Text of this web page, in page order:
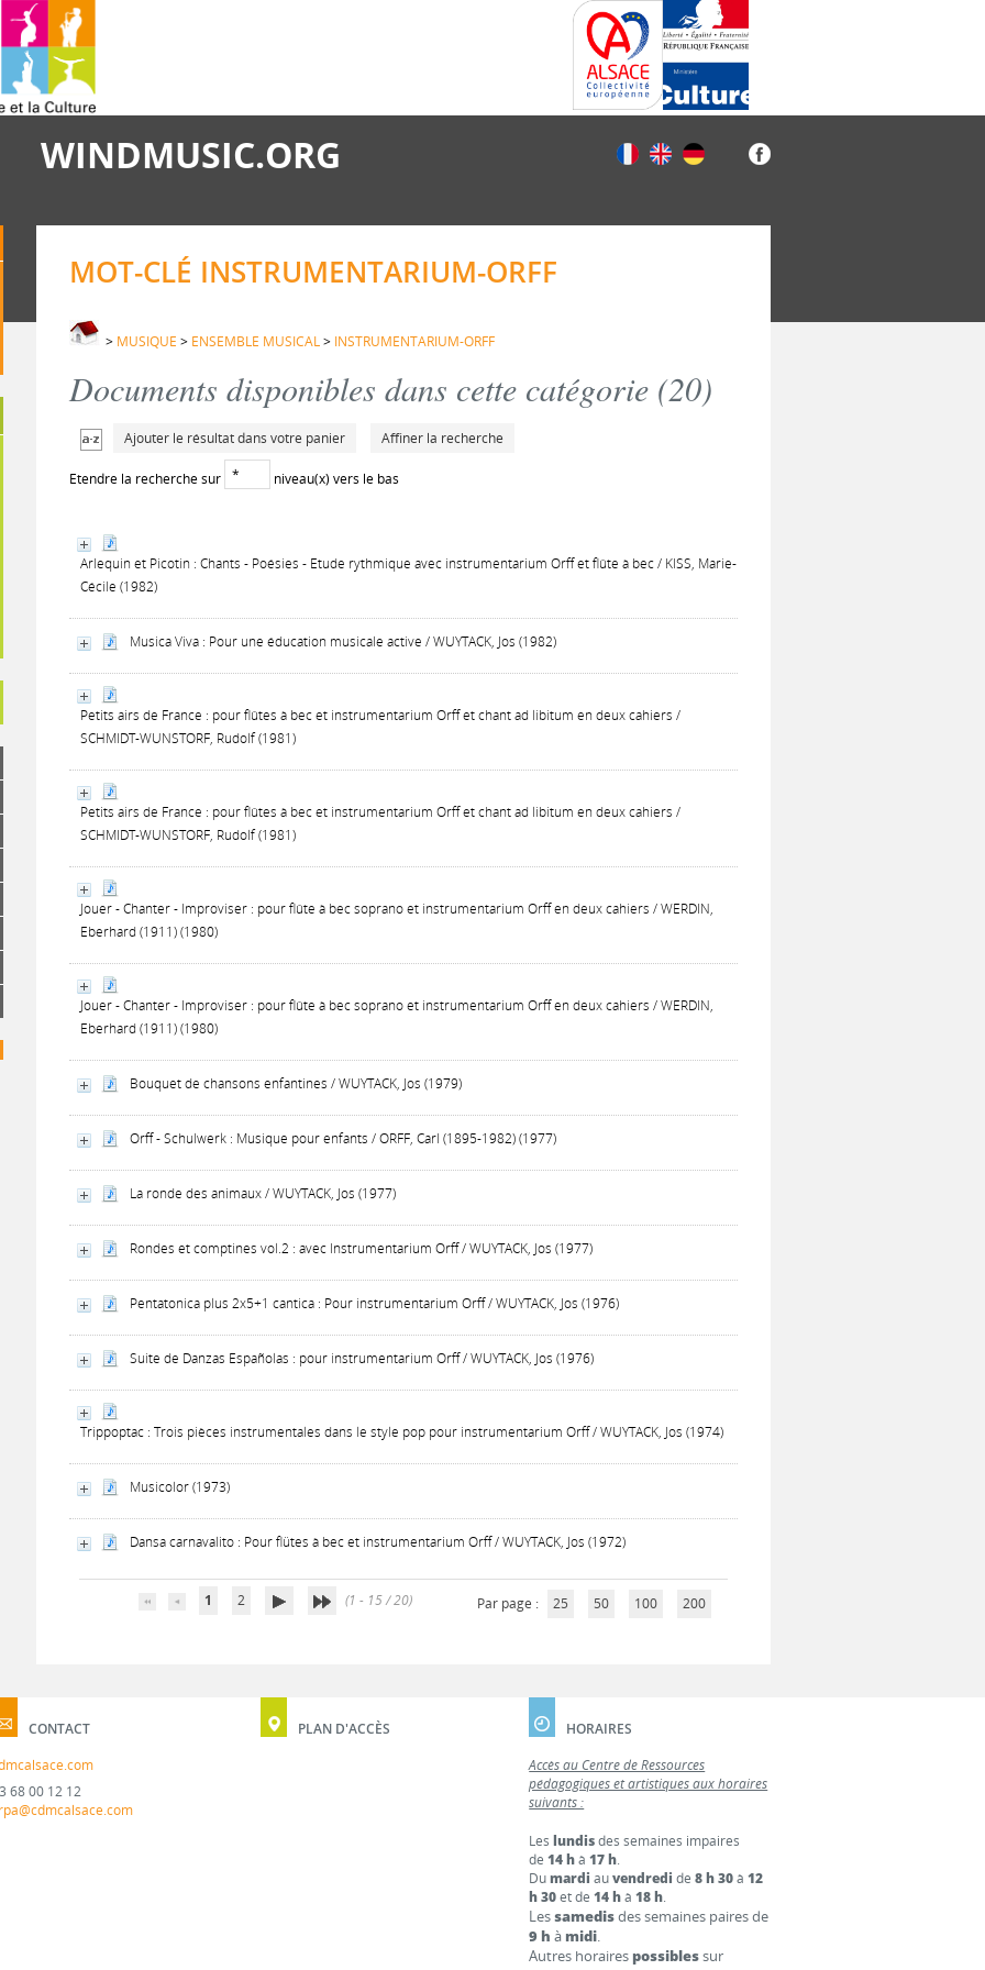
WINDMUSIC.ORG
MOT-CLÉ INSTRUMENTARIUM-ORFF
> MUSIQUE > ENSEMBLE MUSICAL> INSTRUMENTARIUM-ORFF
Documents disponibles dans cette catégorie (20)
Ajouter le résultat dans votre panier Affiner la recherche
Etendre la recherche sur niveau(x) vers le bas
Arlequin et Picotin : Chants - Poésies - Etude rythmique avec instrumentarium Orff et flûte à bec / KISS, Marie-
Cécile (1982)
Musica Viva : Pour une éducation musicale active / WUYTACK, Jos (1982)
Petits airs de France : pour flûtes à bec et instrumentarium Orff et chant ad libitum en deux cahiers /
SCHMIDT-WUNSTORF, Rudolf (1981)
Petits airs de France : pour flûtes à bec et instrumentarium Orff et chant ad libitum en deux cahiers /
SCHMIDT-WUNSTORF, Rudolf (1981)
Jouer - Chanter - Improviser : pour flûte à bec soprano et instrumentarium Orff en deux cahiers / WERDIN,
Eberhard (1911) (1980)
Jouer - Chanter - Improviser : pour flûte à bec soprano et instrumentarium Orff en deux cahiers / WERDIN,
Eberhard (1911) (1980)
Bouquet de chansons enfantines / WUYTACK, Jos (1979)
Orff - Schulwerk : Musique pour enfants / ORFF, Carl (1895-1982) (1977)
La ronde des animaux / WUYTACK, Jos (1977)
Rondes et comptines vol.2 : avec Instrumentarium Orff / WUYTACK, Jos (1977)
Pentatonica plus 2x5+1 cantica : Pour instrumentarium Orff / WUYTACK, Jos (1976)
Suite de Danzas Españolas : pour instrumentarium Orff / WUYTACK, Jos (1976)
Trippoptac : Trois pièces instrumentales dans le style pop pour instrumentarium Orff / WUYTACK, Jos (1974)
Musicolor (1973)
Dansa carnavalito : Pour flütes à bec et instrumentarium Orff / WUYTACK, Jos (1972)
1 2 (1 - 15 / 20) Par page : 25 50 100 200
CONTACT
68 00 12 12
PLAN D'ACCÈS
HORAIRES
Accès au Centre de Ressources
pédagogiques et artistiques aux horaires
suivants :
Leslundisdes semaines impaires
de14 hà17 h.
Dumardi auvendredi de8 h 30à12
h 30et de14 hà18 h.
Lessamedisdes semaines paires de
9 h à midi.
Autres horaires possiblessur